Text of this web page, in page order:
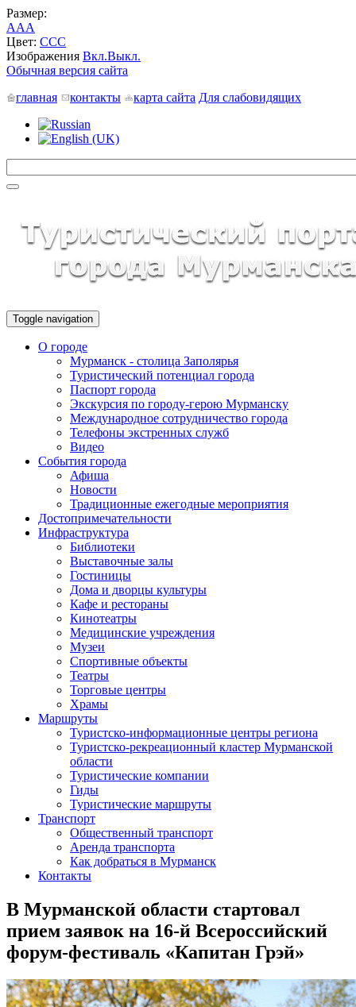
Размер:
AAA
Цвет: CCC
Изображения Вкл.Выкл.
Обычная версия сайта
главная
контакты карта сайта Для слабовидящих
Toggle navigation
О городе
Мурманск - столица Заполярья
Туристический потенциал города
Паспорт города
Экскурсия по городу-герою Мурманску
Международное сотрудничество города
Телефоны экстренных служб
Видео
События города
Афиша
Новости
Традиционные ежегодные мероприятия
Достопримечательности
Инфраструктура
Библиотеки
Выставочные залы
Гостиницы
Дома и дворцы культуры
Кафе и рестораны
Кинотеатры
Медицинские учреждения
Музеи
Спортивные объекты
Театры
Торговые центры
Храмы
Маршруты
Туристско-информационные центры региона
Туристско-рекреационный кластер Мурманской
области
Туристические компании
Гиды
Туристические маршруты
Транспорт
Общественный транспорт
Аренда транспорта
Как добраться в Мурманск
Контакты
В Мурманской области стартовал
прием заявок на 16-й Всероссийский
форум-фестиваль «Капитан Грэй»